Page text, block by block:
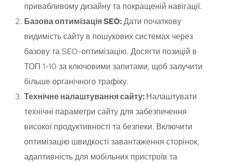
привабливому дизайну та покращеній навігації.
Базова оптимізація SEO:Дати початкову
видимість сайту в пошукових системах через
базову та SEO-оптимізацію. Досягти позицій в
ТОП 1-10 за ключовими запитами, щоб залучити
більше органічного трафіку.
Технічне налаштування сайту:Налаштувати
технічні параметри сайту для забезпечення
високої продуктивності та безпеки. Включити
оптимізацію швидкості завантаження сторінок,
адаптивність для мобільних пристроїв та